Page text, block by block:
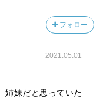
フォロー
2021.05.01
姉妹だと思っていた